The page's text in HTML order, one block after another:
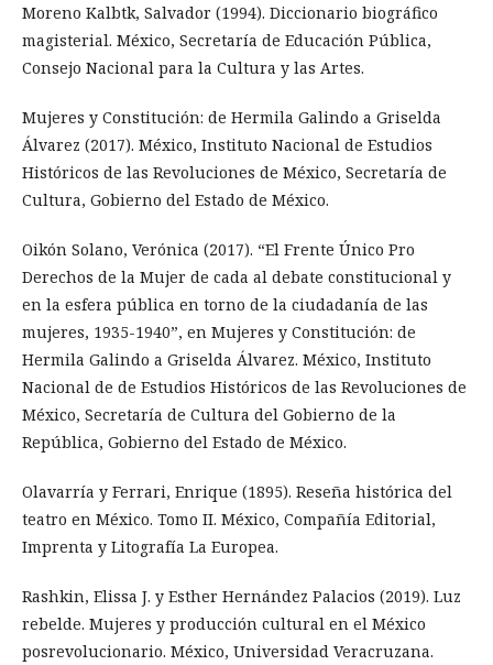
Moreno Kalbtk, Salvador (1994). Diccionario biográfico
magisterial. México, Secretaría de Educación Pública,
Consejo Nacional para la Cultura y las Artes.
Mujeres y Constitución: de Hermila Galindo a Griselda
Álvarez (2017). México, Instituto Nacional de Estudios
Históricos de las Revoluciones de México, Secretaría de
Cultura, Gobierno del Estado de México.
Oikón Solano, Verónica (2017). “El Frente Único Pro
Derechos de la Mujer de cada al debate constitucional y
en la esfera pública en torno de la ciudadanía de las
mujeres, 1935-1940”, en Mujeres y Constitución: de
Hermila Galindo a Griselda Álvarez. México, Instituto
Nacional de de Estudios Históricos de las Revoluciones de
México, Secretaría de Cultura del Gobierno de la
República, Gobierno del Estado de México.
Olavarría y Ferrari, Enrique (1895). Reseña histórica del
teatro en México. Tomo II. México, Compañía Editorial,
Imprenta y Litografía La Europea.
Rashkin, Elissa J. y Esther Hernández Palacios (2019). Luz
rebelde. Mujeres y producción cultural en el México
posrevolucionario. México, Universidad Veracruzana.